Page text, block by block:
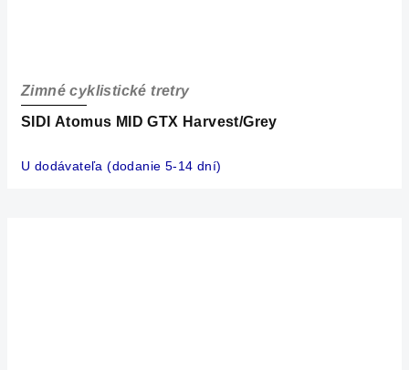
SIDI Atomus MID GTX Harvest/Grey
Zimné cyklistické tretry
U dodávateľa (dodanie 5-14 dní)